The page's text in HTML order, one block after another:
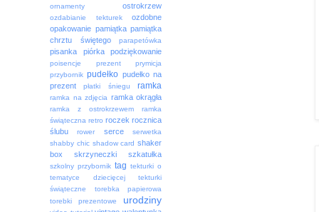
ornamenty ostrokrzew
ozdabianie tekturek
ozdobne
opakowanie pamiątka pamiątka
chrztu świętego
parapetówka
pisanka piórka podziękowanie
poisencje prezent
prymicja
przybornik pudełko pudełko na
prezent
płatki śniegu ramka
ramka na zdjęcia ramka okrągła
ramka z ostrokrzewem
ramka
świąteczna retro roczek rocznica
ślubu
rower serce
serwetka
shabby chic shadow card shaker
box
skrzyneczki szkatułka
szkolny przybornik tag tekturki o
tematyce dziecięcej
tekturki
świąteczne
torebka papierowa
torebki prezentowe
urodziny